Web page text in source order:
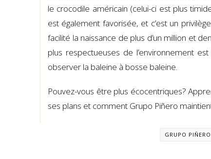
le crocodile américain (celui-ci est plus
est également favorisée, et c’est un
facilité la naissance de plus d’un million et
plus respectueuses de l’environnement
observer la baleine à bosse baleine.
Pouvez-vous être plus écocentriques?
ses plans et comment Grupo Piñero
GRUPO PIÑERO